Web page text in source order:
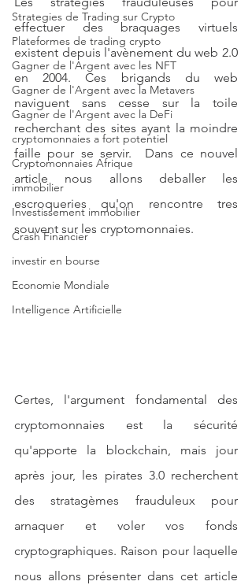
Strategies de Trading sur Crypto
Plateformes de trading crypto
Gagner de l'Argent avec les NFT
Gagner de l'Argent avec la Metavers
Gagner de l'Argent avec la DeFi
cryptomonnaies a fort potentiel
Cryptomonnaies Afrique
immobilier
Investissement immobilier
Crash Financier
investir en bourse
Economie Mondiale
Intelligence Artificielle
effectuer des braquages virtuels
existent depuis l'avènement du web 2.0
en 2004. Ces brigands du web
naviguent sans cesse sur la toile
recherchant des sites ayant la moindre
faille pour se servir.  Dans ce nouvel
article nous allons deballer les
escroqueries qu'on rencontre tres
souvent sur les cryptomonnaies.
Certes, l'argument fondamental des
cryptomonnaies est la sécurité
qu'apporte la blockchain, mais jour
après jour, les pirates 3.0 recherchent
des stratagèmes frauduleux pour
arnaquer et voler vos fonds
cryptographiques. Raison pour laquelle
nous allons présenter dans cet article